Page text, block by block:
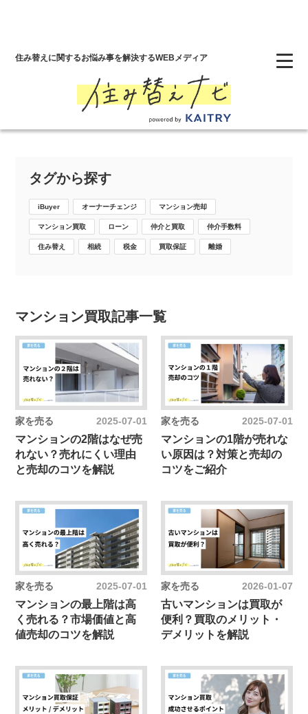
住み替えに関するお悩み事を解決するWEBメディア
家を買う
サービスサイト
マンション買取 ローン 仲介と買取
住み替え 相続 税金 買取保証 離婚
タグから探す
iBuyer オーナーチェンジ マンション売却
マンション買取 ローン 仲介と買取 仲介手数料
住み替え 相続 税金 買取保証 離婚
マンション買取記事一覧
家を売る 2025-07-01
マンションの2階はなぜ売
れない？売れにくい理由
と売却のコツを解説
家を売る 2025-07-01
マンションの1階が売れな
い原因は？対策と売却の
コツをご紹介
家を売る 2025-07-01
マンションの最上階は高
く売れる？市場価値と高
値売却のコツを解説
家を売る 2026-01-07
古いマンションは買取が
便利？買取のメリット・
デメリットを解説